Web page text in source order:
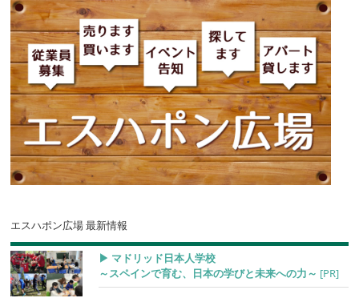
エスハポン広場 最新情報
▶︎ マドリッド日本人学校
～スペインで育む、日本の学びと未来への力～ [PR]